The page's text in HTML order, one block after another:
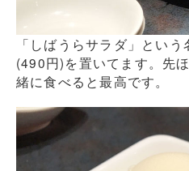
「しばうらサラダ」とい
(490円)を置いてます。先
緒に食べると最高です。